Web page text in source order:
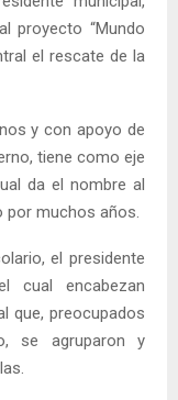
proyecto “Mundo
el rescate de la
y con apoyo de
tiene como eje
da el nombre al
por muchos años.
el presidente
cual encabezan
que, preocupados
se agruparon y